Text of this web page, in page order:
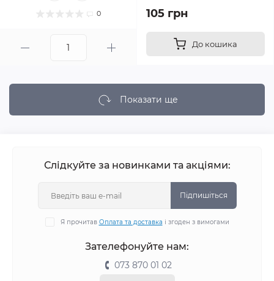
0 105 грн
До кошика
Показати ще
Слідкуйте за новинками та акціями:
Підпишіться
Я прочитав Оплата та доставка і згоден з вимогами
Зателефонуйте нам:
073 870 01 02